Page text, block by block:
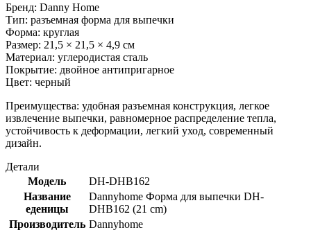
Бренд: Danny Home
Тип: разъемная форма для выпечки
Форма: круглая
Размер: 21,5 × 21,5 × 4,9 см
Материал: углеродистая сталь
Покрытие: двойное антипригарное
Цвет: черный
Преимущества: удобная разъемная конструкция, легкое
извлечение выпечки, равномерное распределение тепла,
устойчивость к деформации, легкий уход, современный
дизайн.
Детали
Модель
DH-DHB162
Название
еденицы
Dannyhome Форма для выпечки DH-
DHB162 (21 cm)
Производитель Dannyhome